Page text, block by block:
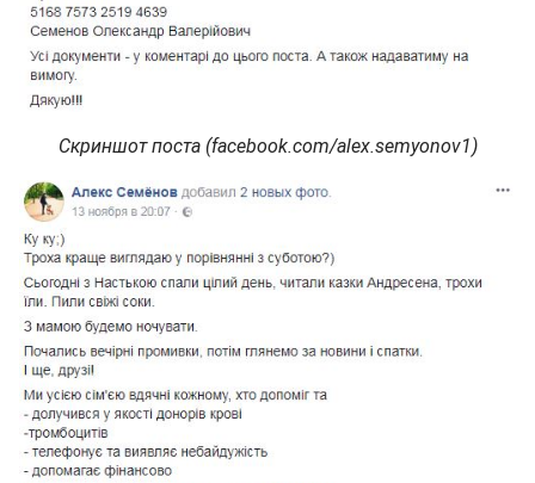
Скриншот поста (facebook.com/alex.semyonov1)